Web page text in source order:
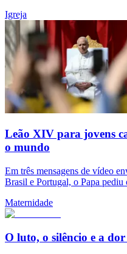
Igreja
Leão XIV para jovens
o mundo
Em três mensagens de vídeo
Brasil e Portugal, o Papa pediu
Maternidade
O luto, o silêncio e a